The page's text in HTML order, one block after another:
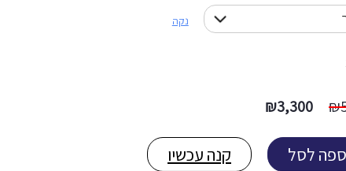
נקה
₪
המחיר
המקורי
היה:
5,500 ₪.
3,300
₪
הוא:
3,300 ₪.
לסל קנה עכשיו